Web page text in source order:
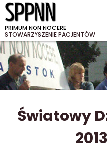
PRIMUM NON NOCERE
STOWARZYSZENIE PACJENTÓW
Światowy